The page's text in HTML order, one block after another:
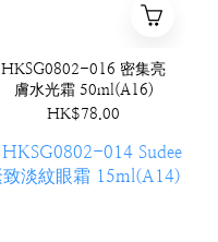
HKSG0802-016 密集亮
膚水光霜 50ml(A16)
HK$78.00